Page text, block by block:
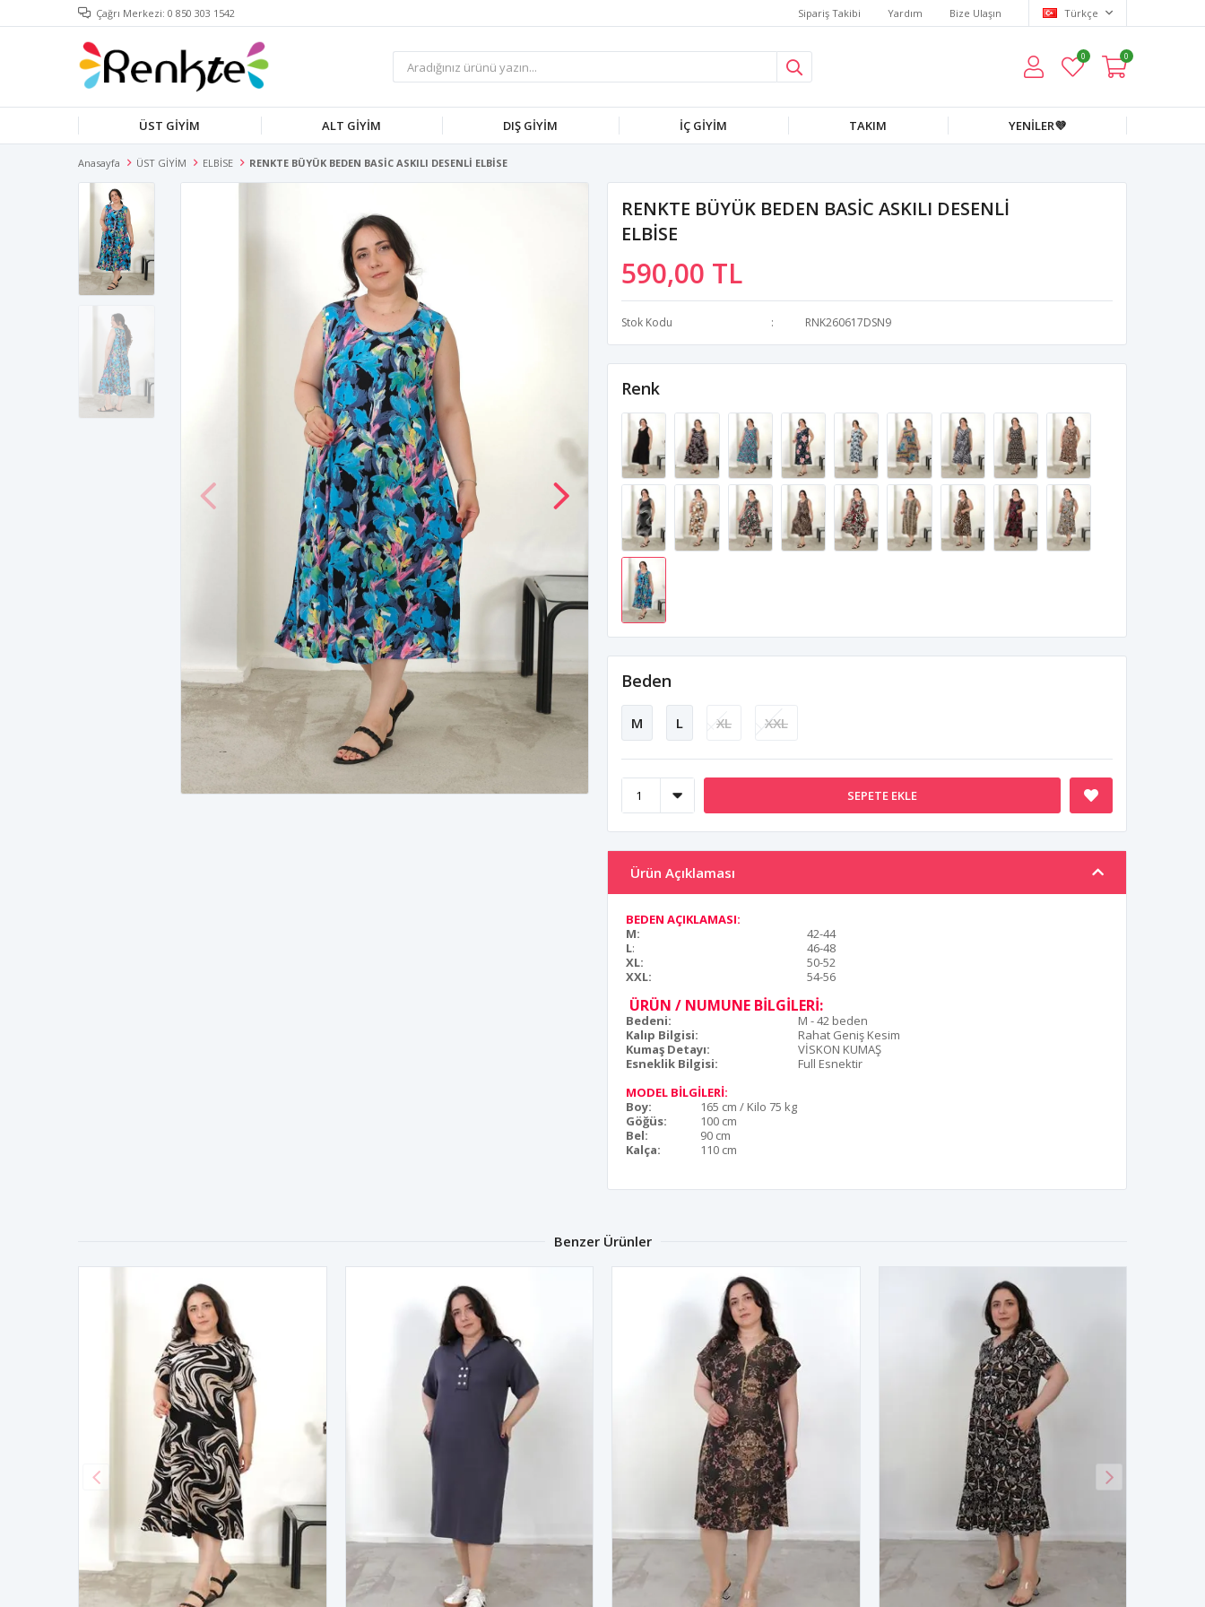
Çağrı Merkezi: 0 850 303 1542 Sipariş Takibi Yardım Bize Ulaşın Türkçe
0 0
ÜST GİYİM ALT GİYİM DIŞ GİYİM İÇ GİYİM TAKIM YENİLER💜
Anasayfa ÜST GİYİM ELBİSE RENKTE BÜYÜK BEDEN BASİC ASKILI DESENLİ ELBİSE
RENKTE BÜYÜK BEDEN BASİC ASKILI DESENLİ
ELBİSE
590,00 TL
Stok Kodu RNK260617DSN9
Renk
Beden
M L XL XXL
SEPETE EKLE
Ürün Açıklaması
BEDEN AÇIKLAMASI:
M:
42-44
L:
46-48
XL:
50-52
XXL:
54-56
ÜRÜN / NUMUNE BİLGİLERİ:
Bedeni:
M - 42 beden
Kalıp Bilgisi:
Rahat Geniş Kesim
Kumaş Detayı:
VİSKON KUMAŞ
Esneklik Bilgisi:
Full Esnektir
MODEL BİLGİLERİ:
Boy:
165 cm / Kilo 75 kg
Göğüs:
100 cm
Bel:
90 cm
Kalça:
110 cm
Benzer Ürünler